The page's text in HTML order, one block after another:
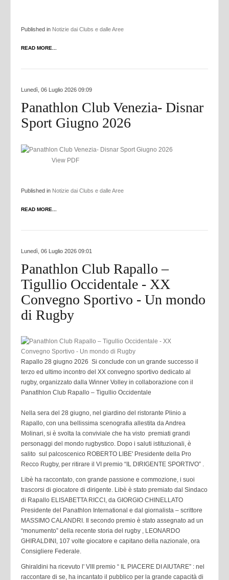
Published in Notizie dai Clubs e dalle Aree
READ MORE...
Lunedì, 06 Luglio 2026 09:09
Panathlon Club Venezia- Disnar
Sport Giugno 2026
View PDF
Published in Notizie dai Clubs e dalle Aree
READ MORE...
Lunedì, 06 Luglio 2026 09:01
Panathlon Club Rapallo –
Tigullio Occidentale - XX
Convegno Sportivo - Un mondo
di Rugby
Rapallo 28 giugno 2026 Si conclude con un grande successo il
terzo ed ultimo incontro del XX convegno sportivo dedicato al
rugby, organizzato dalla Winner Volley in collaborazione con il
Panatlhlon Club Rapallo – Tigullio Occidentale
Nella sera del 28 giugno, nel giardino del ristorante Plinio a
Rapallo, con una bellissima scenografia allestita da Andrea
Molinari, si è svolta la conviviale che ha visto premiati grandi
personaggi del mondo rugbystico. Dopo i saluti istituzionali, è
salito sul palcoscenico ROBERTO LIBE' Presidente della Pro
Recco Rugby, per ritirare il VI premio “IL DIRIGENTE SPORTIVO” .
Libè ha raccontato, con grande passione e commozione, i suoi
trascorsi di giocatore di dirigente. Libè è stato premiato dal Sindaco
di Rapallo ELISABETTA RICCI, da GIORGIO CHINELLATO
Presidente del Panathlon International e dal giornalista – scrittore
MASSIMO CALANDRI. Il secondo premio è stato assegnato ad un
“monumento” della recente storia del rugby , LEONARDO
GHIRALDINI, 107 volte giocatore e capitano della nazionale, ora
Consigliere Federale.
Ghiraldini ha ricevuto l' VIII premio “ IL PIACERE DI AIUTARE” : nel
raccontare di se, ha incantato il pubblico per la grande capacità di